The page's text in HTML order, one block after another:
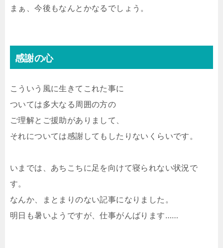
まぁ、今後もなんとかなるでしょう。
感謝の心
こういう風に生きてこれた事に
ついては多大なる周囲の方の
ご理解とご援助がありまして、
それについては感謝してもしたりないくらいです。
いまでは、あちこちに足を向けて寝られない状況で
す。
なんか、まとまりのない記事になりました。
明日も暑いようですが、仕事がんばります……